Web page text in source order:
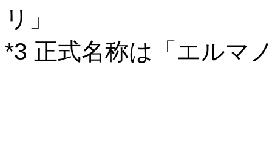
リ」
*3 正式名称は「エルマ